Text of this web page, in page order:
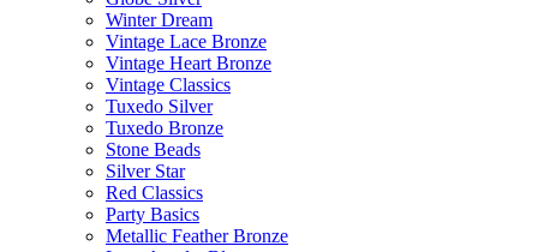
Winter Dream
Vintage Lace Bronze
Vintage Heart Bronze
Vintage Classics
Tuxedo Silver
Tuxedo Bronze
Stone Beads
Silver Star
Red Classics
Party Basics
Metallic Feather Bronze